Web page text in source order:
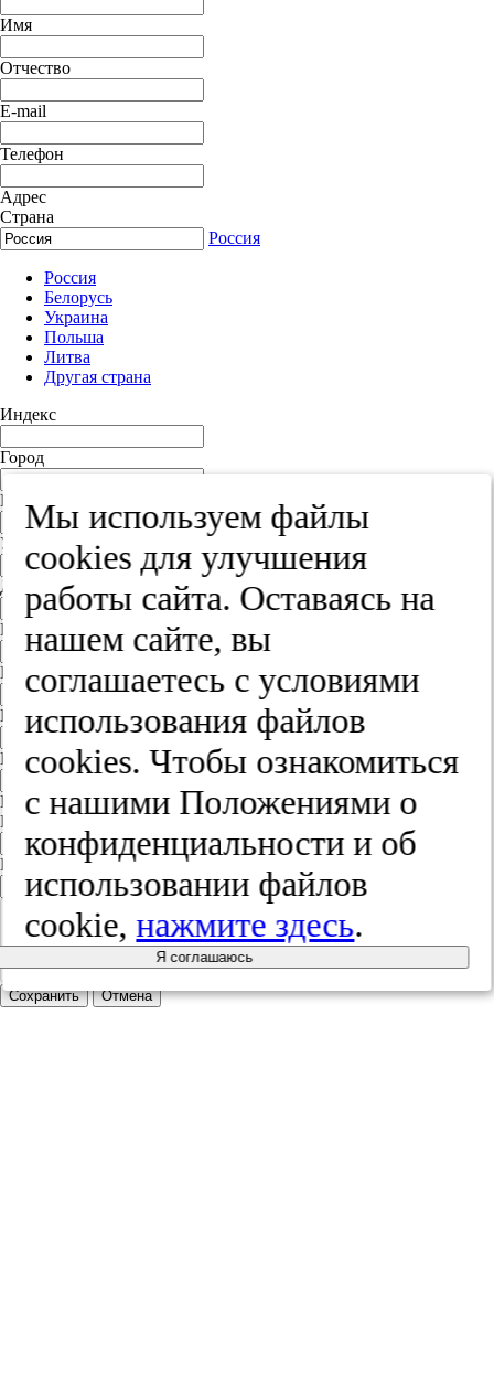
Имя
Отчество
E-mail
Телефон
Адрес
Страна
Россия
Россия
Белорусь
Украина
Польша
Литва
Другая страна
Индекс
Город
Край
Улица
Дом
Квартира
Название юридического лица
ИНН
КПП
Пароль
Пароль
Повторите пароль
Сохранить Отмена
Мы используем файлы
cооkies для улучшения
работы сайта. Оставаясь на
нашем сайте, вы
соглашаетесь с условиями
использования файлов
cооkies. Чтобы ознакомиться
с нашими Положениями о
конфиденциальности и об
использовании файлов
cookie,нажмите здесь.
Я соглашаюсь